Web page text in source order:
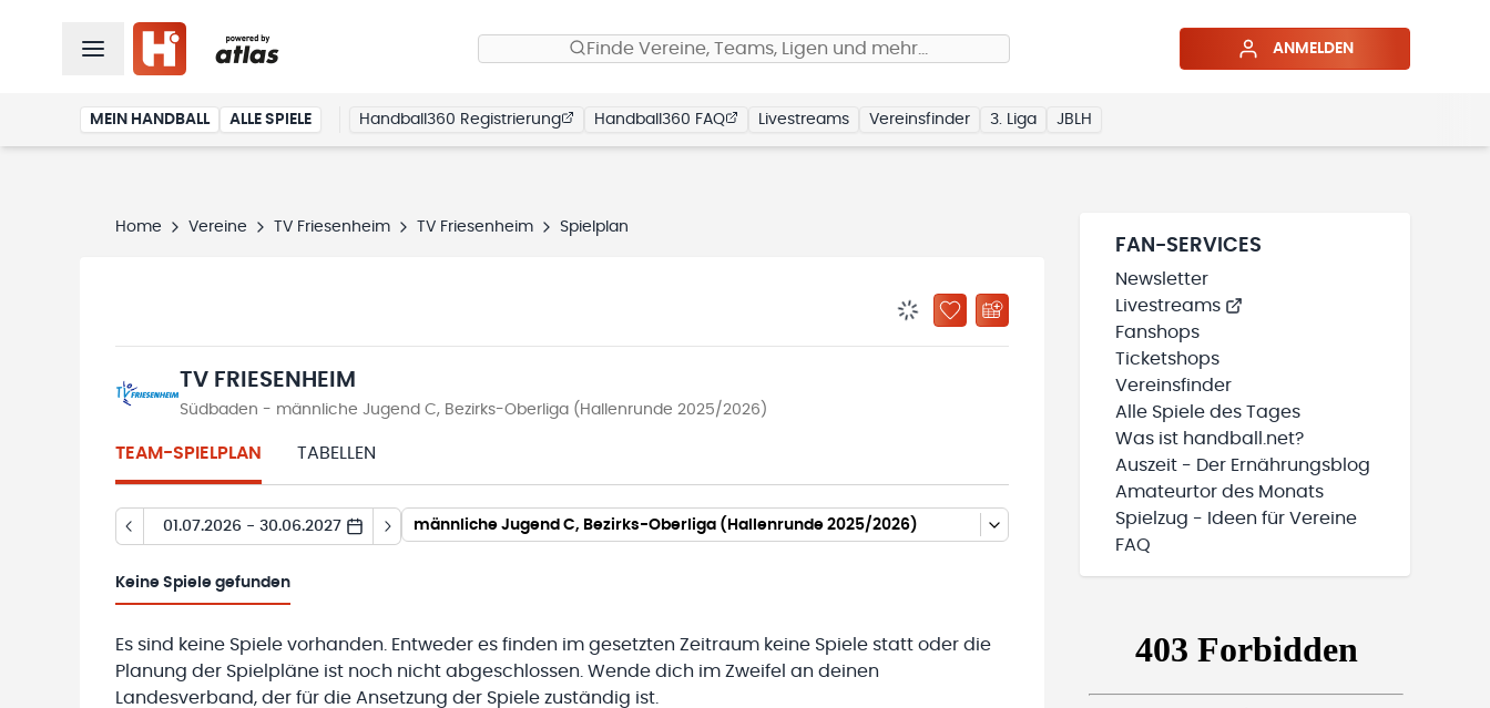
Finde Vereine, Teams, Ligen und mehr… ANMELDEN
MEIN HANDBALL ALLE SPIELE Handball360 Registrierung Handball360 FAQ Livestreams Vereinsfinder 3. Liga JBLH
Home Vereine TV Friesenheim TV Friesenheim Spielplan
BENACHRICHTIGUNGSSTATUS WIRD GELADEN
ZU „MEINE TEAMS“ HINZUFÜGEN
TV FRIESENHEIM
Südbaden - männliche Jugend C, Bezirks-Oberliga (Hallenrunde 2025/2026)
TEAM-SPIELPLAN TABELLEN
01.07.2026 - 30.06.2027 männliche Jugend C, Bezirks-Oberliga (Hallenrunde 2025/2026)
Keine Spiele gefunden
Es sind keine Spiele vorhanden. Entweder es finden im gesetzten Zeitraum keine Spiele statt oder die
Planung der Spielpläne ist noch nicht abgeschlossen. Wende dich im Zweifel an deinen
Landesverband, der für die Ansetzung der Spiele zuständig ist.
FAN-SERVICES
Newsletter
Livestreams
Fanshops
Ticketshops
Vereinsfinder
Alle Spiele des Tages
Was ist handball.net?
Auszeit - Der Ernährungsblog
Amateurtor des Monats
Spielzug - Ideen für Vereine
FAQ